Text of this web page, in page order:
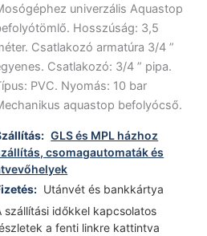
univerzális Aquastop
Hosszúság: 3,5
Csatlakozó armatúra 3/4 ”
Csatlakozó: 3/4 ” pipa.
PVC. Nyomás: 10 bar
aquastop befolyócső.
GLS és MPL házhoz
csomagautomaták és
Utánvét és bankkártya
szállítási időkkel kapcsolatos
a fenti linkre kattintva